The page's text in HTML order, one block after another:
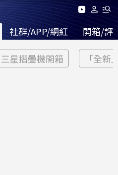
社群/APP/網紅 開箱/評
三星摺疊機開箱 「全新